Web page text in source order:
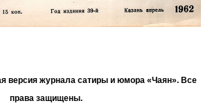
версия журнала сатиры и юмора «Чаян». Все
права защищены.